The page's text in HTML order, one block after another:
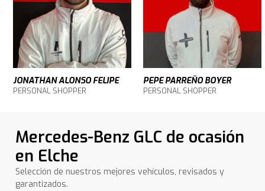
JONATHAN ALONSO FELIPE
PERSONAL SHOPPER
PEPE PARREÑO BOYER
PERSONAL SHOPPER
Mercedes-Benz GLC de ocasión
en Elche
Selección de nuestros mejores vehículos, revisados y
garantizados.